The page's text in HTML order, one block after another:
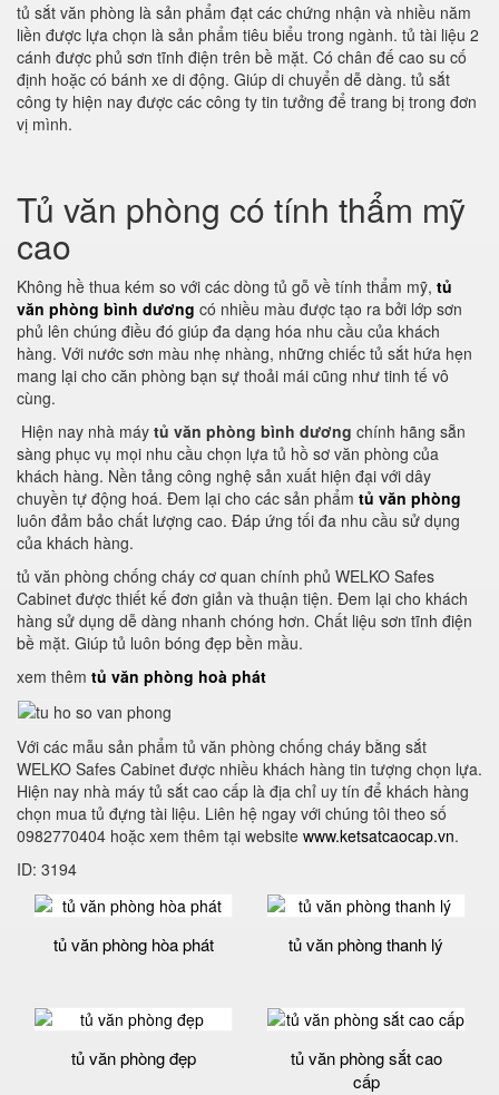
tủ sắt văn phòng là sản phẩm đạt các chứng nhận và nhiều năm
liền được lựa chọn là sản phẩm tiêu biểu trong ngành. tủ tài liệu 2
cánh được phủ sơn tĩnh điện trên bề mặt. Có chân đế cao su cố
định hoặc có bánh xe di động. Giúp di chuyển dễ dàng. tủ sắt
công ty hiện nay được các công ty tin tưởng để trang bị trong đơn
vị mình.
Tủ văn phòng có tính thẩm mỹ
cao
Không hề thua kém so với các dòng tủ gỗ về tính thẩm mỹ, tủ
văn phòng bình dương có nhiều màu được tạo ra bởi lớp sơn
phủ lên chúng điều đó giúp đa dạng hóa nhu cầu của khách
hàng. Với nước sơn màu nhẹ nhàng, những chiếc tủ sắt hứa hẹn
mang lại cho căn phòng bạn sự thoải mái cũng như tinh tế vô
cùng.
Hiện nay nhà máy tủ văn phòng bình dương chính hãng sẵn
sàng phục vụ mọi nhu cầu chọn lựa tủ hồ sơ văn phòng của
khách hàng. Nền tảng công nghệ sản xuất hiện đại với dây
chuyền tự động hoá. Đem lại cho các sản phẩm tủ văn phòng
luôn đảm bảo chất lượng cao. Đáp ứng tối đa nhu cầu sử dụng
của khách hàng.
tủ văn phòng chống cháy cơ quan chính phủ WELKO Safes
Cabinet được thiết kế đơn giản và thuận tiện. Đem lại cho khách
hàng sử dụng dễ dàng nhanh chóng hơn. Chất liệu sơn tĩnh điện
bề mặt. Giúp tủ luôn bóng đẹp bền mầu.
xem thêm tủ văn phòng hoà phát
Với các mẫu sản phẩm tủ văn phòng chống cháy bằng sắt
WELKO Safes Cabinet được nhiều khách hàng tin tượng chọn lựa.
Hiện nay nhà máy tủ sắt cao cấp là địa chỉ uy tín để khách hàng
chọn mua tủ đựng tài liệu. Liên hệ ngay với chúng tôi theo số
0982770404 hoặc xem thêm tại website www.ketsatcaocap.vn.
ID: 3194
tủ văn phòng hòa phát tủ văn phòng thanh lý
tủ văn phòng đẹp
tủ văn phòng sắt cao
cấp